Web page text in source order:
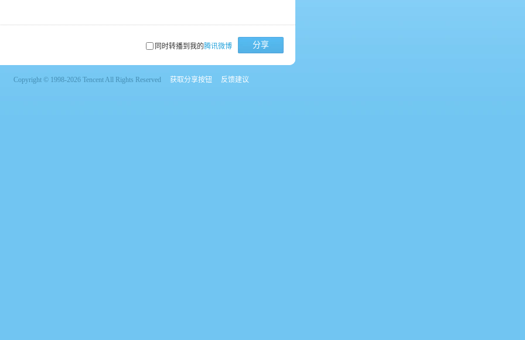
同时转播到我的腾讯微博 分享
Copyright © 1998-2026 Tencent All Rights Reserved 获取分享按钮 反馈建议